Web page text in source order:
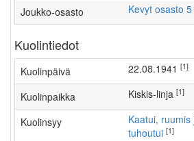
Joukko-osasto Kevyt osasto 5
Kuolintiedot
Kuolinpäivä 22.08.1941 [1]
Kuolinpaikka Kiskis-linja [1]
Kuolinsyy
Kaatui, ruumis jäi kentälle tai
tuhoutui [1]